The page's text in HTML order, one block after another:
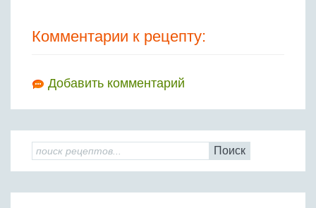
Комментарии к рецепту:
Добавить комментарий
Поиск